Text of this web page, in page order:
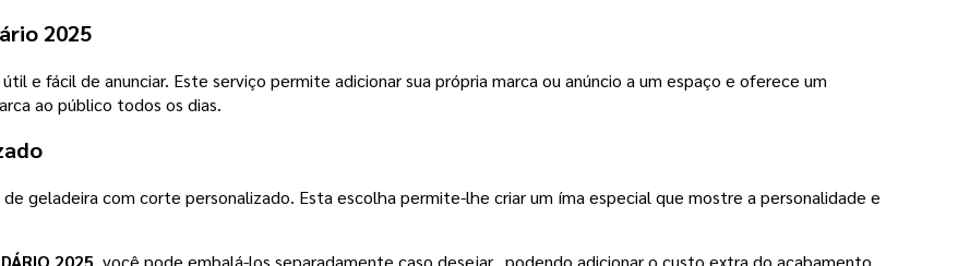
2025
e fácil de anunciar. Este serviço permite adicionar sua própria marca ou anúncio a um espaço e oferece um
ao público todos os dias.
geladeira com corte personalizado. Esta escolha permite-lhe criar um íma especial que mostre a personalidade e
2025 , você pode embalá-los separadamente,caso desejar, podendo adicionar o custo extra do acabamento